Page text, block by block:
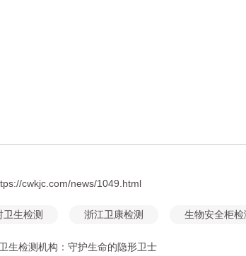
cwkjc.com/news/1049.html
卫生检测 浙江卫康检测 生物安全柜检
生检测机构：守护生命的隐形卫士